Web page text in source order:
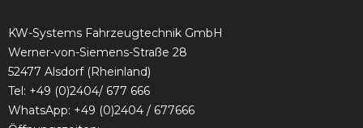
KW-Systems Fahrzeugtechnik GmbH
Werner-von-Siemens-Straße 28
52477 Alsdorf (Rheinland)
Tel: +49 (0)2404/ 677 666
WhatsApp: +49 (0)2404 / 677666